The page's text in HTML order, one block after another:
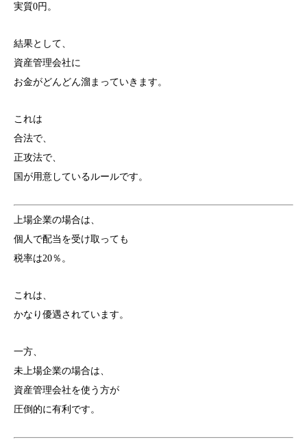
実質0円。
結果として、
資産管理会社に
お金がどんどん溜まっていきます。
これは
合法で、
正攻法で、
国が用意しているルールです。
上場企業の場合は、
個人で配当を受け取っても
税率は20％。
これは、
かなり優遇されています。
一方、
未上場企業の場合は、
資産管理会社を使う方が
圧倒的に有利です。